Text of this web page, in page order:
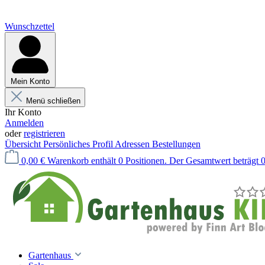
Wunschzettel
Mein Konto
Menü schließen
Ihr Konto
Anmelden
oderregistrieren
Übersicht Persönliches Profil Adressen Bestellungen
0,00 € Warenkorb enthält 0 Positionen. Der Gesamtwert beträgt
Gartenhaus